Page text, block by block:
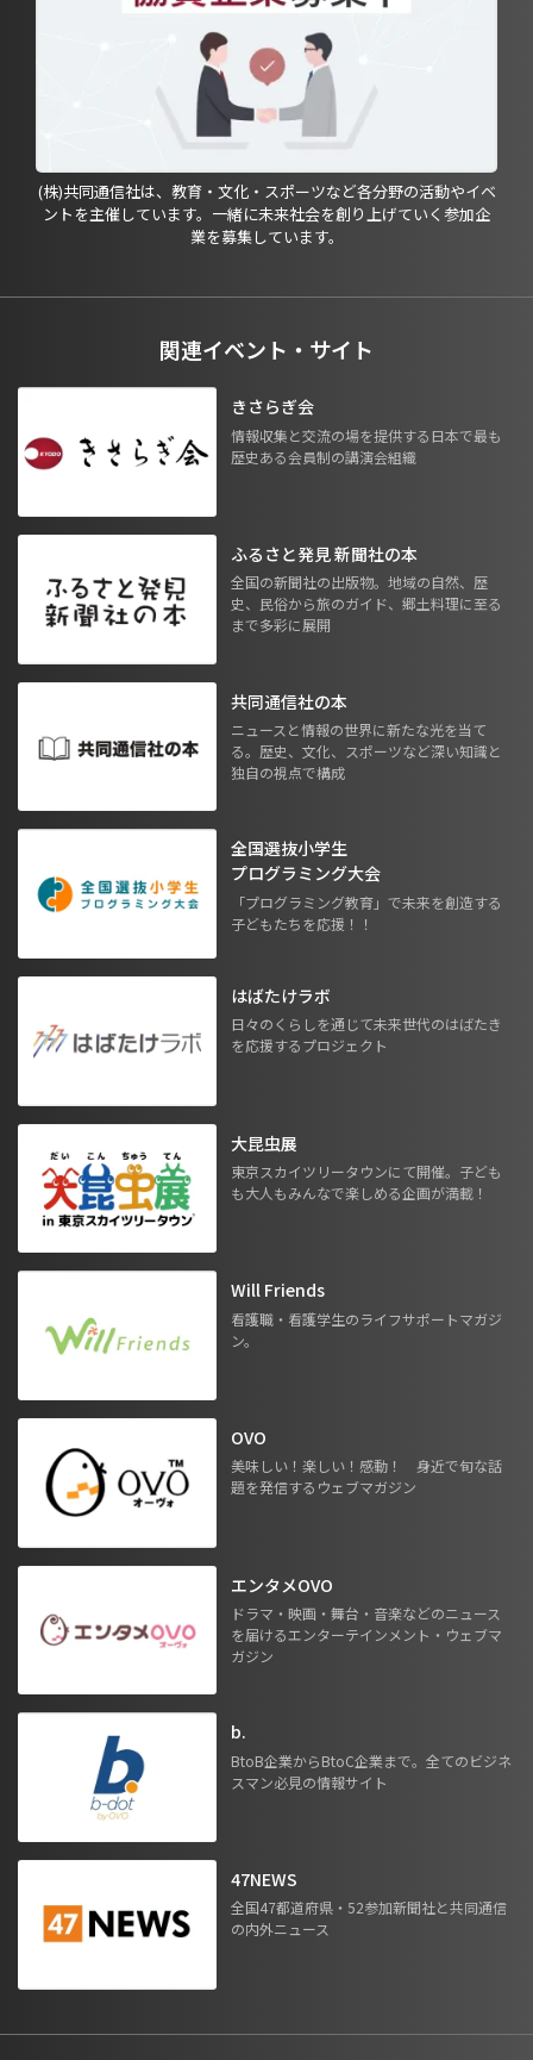
(株)共同通信社は、教育・文化・スポーツなど各分野の活動やイベ
ントを主催しています。一緒に未来社会を創り上げていく参加企
業を募集しています。
関連イベント・サイト
きさらぎ会
情報収集と交流の場を提供する日本で最も
歴史ある会員制の講演会組織
ふるさと発見 新聞社の本
全国の新聞社の出版物。地域の自然、歴
史、民俗から旅のガイド、郷土料理に至る
まで多彩に展開
共同通信社の本
ニュースと情報の世界に新たな光を当て
る。歴史、文化、スポーツなど深い知識と
独自の視点で構成
全国選抜小学生
プログラミング大会
「プログラミング教育」で未来を創造する
子どもたちを応援！！
はばたけラボ
日々のくらしを通じて未来世代のはばたき
を応援するプロジェクト
大昆虫展
東京スカイツリータウンにて開催。子ども
も大人もみんなで楽しめる企画が満載！
Will Friends
看護職・看護学生のライフサポートマガジ
ン。
OVO
美味しい！楽しい！感動！ 身近で旬な話
題を発信するウェブマガジン
エンタメOVO
ドラマ・映画・舞台・音楽などのニュース
を届けるエンターテインメント・ウェブマ
ガジン
b.
BtoB企業からBtoC企業まで。全てのビジネ
スマン必見の情報サイト
47NEWS
全国47都道府県・52参加新聞社と共同通信
の内外ニュース